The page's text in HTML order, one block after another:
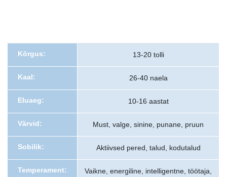
Kõrgus: 13-20 tolli
Kaal: 26-40 naela
Eluaeg: 10-16 aastat
Värvid: Must, valge, sinine, punane, pruun
Sobilik: Aktiivsed pered, talud, kodutalud
Temperament:
Vaikne, energiline, intelligentne, töötaja,